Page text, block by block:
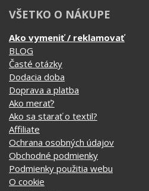
BLOG
Časté otázky
Dodacia doba
Doprava a platba
Ako merať?
Ako sa starať o textil?
Affiliate
Ochrana osobných údajov
Obchodné podmienky
Podmienky použitia webu
O cookie
KONTAKTY